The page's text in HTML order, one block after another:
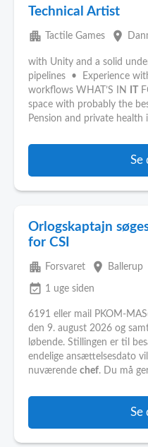
Technical Artist
apartment Tactile Games place
with Unity and a solid
pipelines • Experience
workflows WHAT’S IN
space with probably the
Pension and private health
Se
Orlogskaptajn
for CSI
apartment Forsvaret place Ballerup
event_available 1 uge siden
6191 eller mail PKOM-
den 9. august 2026 og
løbende. Stillingen er til
endelige ansættelsesdato
nuværende chef. Du må
Se